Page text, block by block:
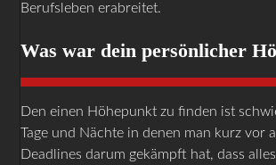
Berufsleben erabreitet.
Was war dein persönlicher
Den einen Höhepunkt zu finden ist
Tage und Nächte in denen man kurz vor
Deadlines darum gekämpft hat, dass